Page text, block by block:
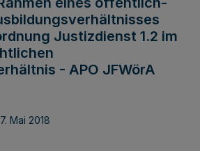
Justizdienst 1.2 im
- APO JFWörA
Mai 2018